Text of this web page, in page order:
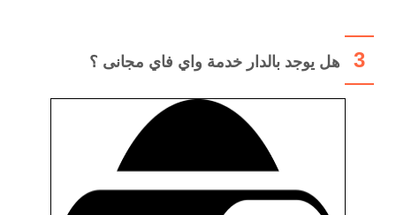
3 هل يوجد بالدار خدمة واي فاي مجانى ؟